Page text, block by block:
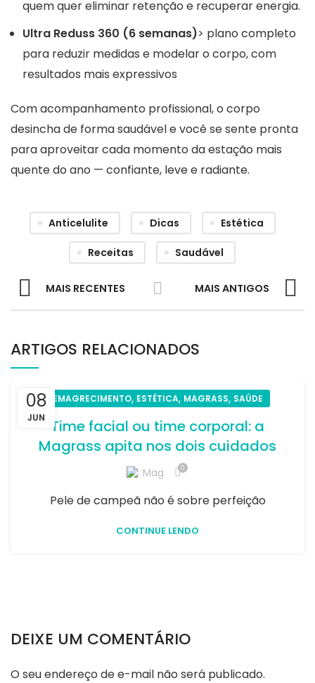
quem quer eliminar retenção e recuperar energia.
Ultra Reduss 360 (6 semanas)> plano completo
para reduzir medidas e modelar o corpo, com
resultados mais expressivos
Com acompanhamento profissional, o corpo
desincha de forma saudável e você se sente pronta
para aproveitar cada momento da estação mais
quente do ano — confiante, leve e radiante.
Anticelulite Dicas Estética
Receitas Saudável
MAIS RECENTES MAIS ANTIGOS
ARTIGOS RELACIONADOS
08
JUN
EMAGRECIMENTO, ESTÉTICA, MAGRASS, SAÚDE
Time facial ou time corporal: a
Magrass apita nos dois cuidados
Mag 0
Pele de campeã não é sobre perfeição
CONTINUE LENDO
DEIXE UM COMENTÁRIO
O seu endereço de e-mail não será publicado.